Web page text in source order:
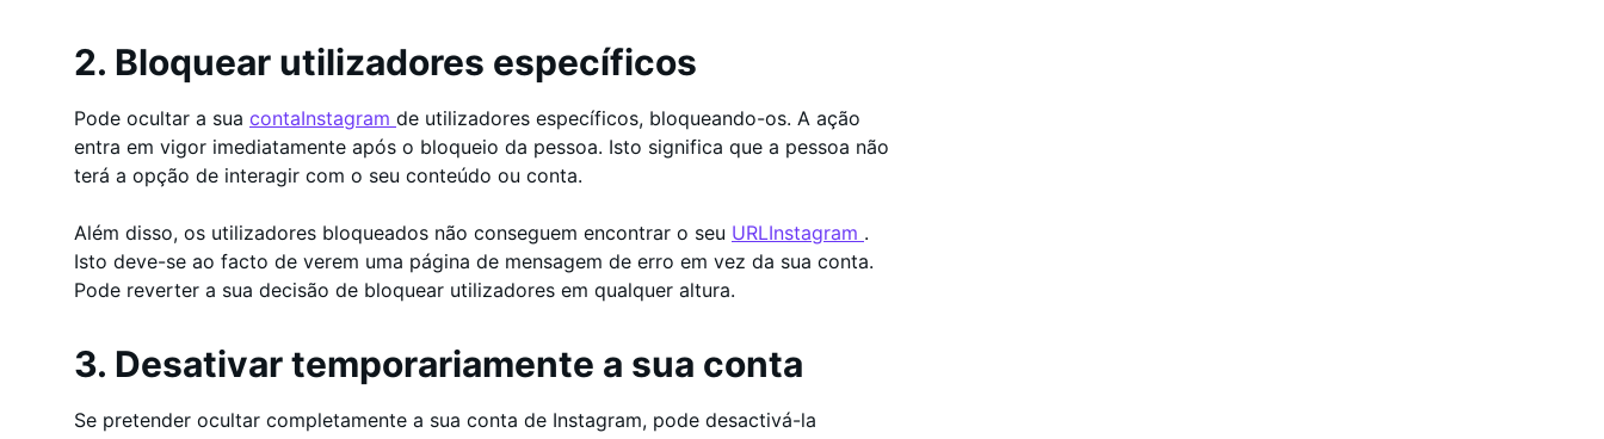
2. Bloquear utilizadores específicos
Pode ocultar a sua contaInstagram de utilizadores específicos, bloqueando-os. A ação
entra em vigor imediatamente após o bloqueio da pessoa. Isto significa que a pessoa não
terá a opção de interagir com o seu conteúdo ou conta.
Além disso, os utilizadores bloqueados não conseguem encontrar o seu URLInstagram .
Isto deve-se ao facto de verem uma página de mensagem de erro em vez da sua conta.
Pode reverter a sua decisão de bloquear utilizadores em qualquer altura.
3. Desativar temporariamente a sua conta
Se pretender ocultar completamente a sua conta de Instagram, pode desactivá-la